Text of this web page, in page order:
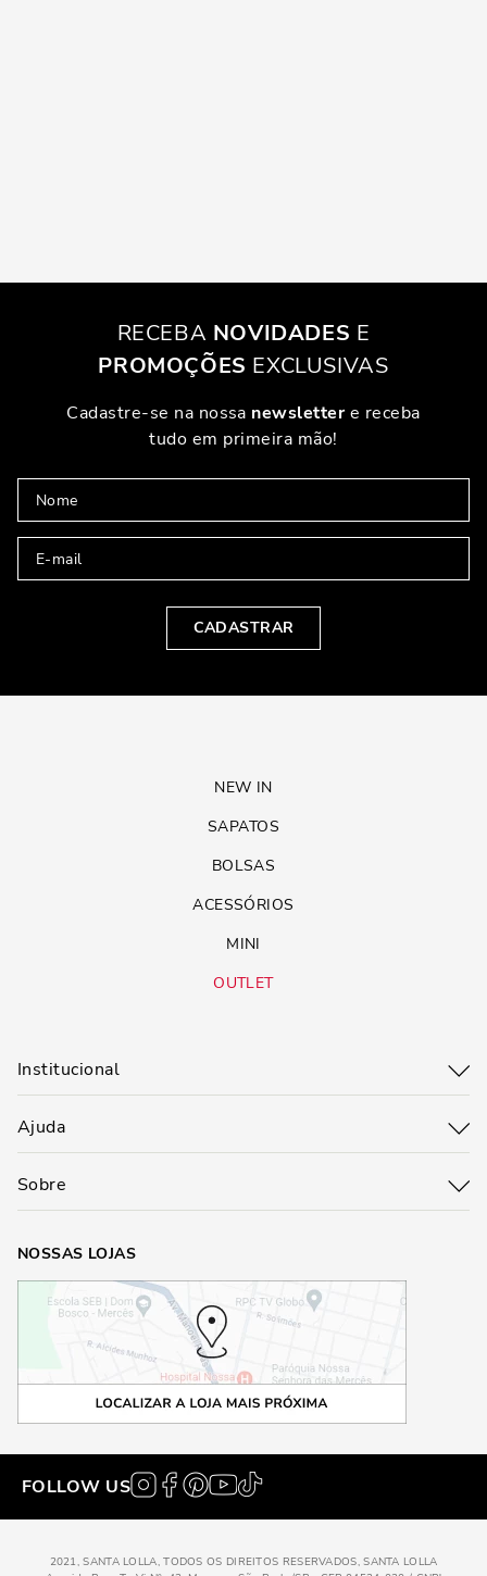
RECEBA NOVIDADES E
PROMOÇÕES EXCLUSIVAS
Cadastre-se na nossa newslettere receba
tudo em primeira mão!
CADASTRAR
NEW IN
SAPATOS
BOLSAS
ACESSÓRIOS
MINI
OUTLET
Institucional
Ajuda
Sobre
NOSSAS LOJAS
FOLLOW US
2021, SANTA LOLLA, TODOS OS DIREITOS RESERVADOS, SANTA LOLLA